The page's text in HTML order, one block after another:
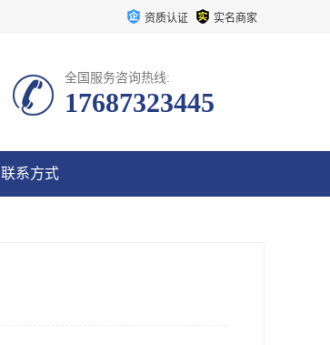
资质认证 实名商家
全国服务咨询热线:
17687323445
联系方式